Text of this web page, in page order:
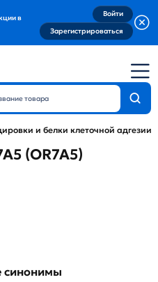
в
Войти
Зарегистрироваться
и белки клеточной адгезии
(OR7A5)
синонимы